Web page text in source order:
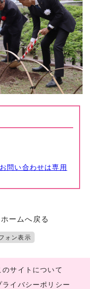
問い合わせは専用
ホームへ戻る
ォン表示
のサイトについて
ライバシーポリシー